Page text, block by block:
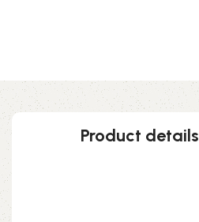
Product details